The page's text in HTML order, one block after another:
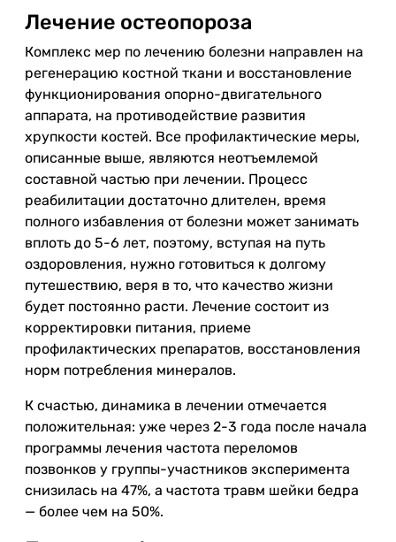
Лечение остеопороза
Комплекс мер по лечению болезни направлен на
регенерацию костной ткани и восстановление
функционирования опорно-двигательного
аппарата, на противодействие развития
хрупкости костей. Все профилактические меры,
описанные выше, являются неотъемлемой
составной частью при лечении. Процесс
реабилитации достаточно длителен, время
полного избавления от болезни может занимать
вплоть до 5-6 лет, поэтому, вступая на путь
оздоровления, нужно готовиться к долгому
путешествию, веря в то, что качество жизни
будет постоянно расти. Лечение состоит из
корректировки питания, приеме
профилактических препаратов, восстановления
норм потребления минералов.
К счастью, динамика в лечении отмечается
положительная: уже через 2-3 года после начала
программы лечения частота переломов
позвонков у группы-участников эксперимента
снизилась на 47%, а частота травм шейки бедра
— более чем на 50%.